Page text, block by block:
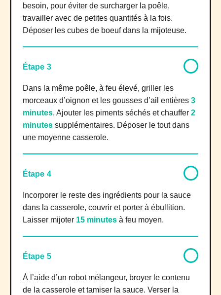
besoin, pour éviter de surcharger la poêle,
travailler avec de petites quantités à la fois.
Déposer les cubes de boeuf dans la mijoteuse.
Étape 3
Dans la même poêle, à feu élevé, griller les
morceaux d’oignon et les gousses d’ail entières 3
minutes. Ajouter les piments séchés et chauffer 2
minutes supplémentaires. Déposer le tout dans
une moyenne casserole.
Étape 4
Incorporer le reste des ingrédients pour la sauce
dans la casserole, couvrir et porter à ébullition.
Laisser mijoter 15 minutes à feu moyen.
Étape 5
À l’aide d’un robot mélangeur, broyer le contenu
de la casserole et tamiser la sauce. Verser la